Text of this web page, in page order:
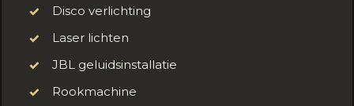
✓
Disco verlichting
✓
Laser lichten
✓
JBL geluidsinstallatie
✓
Rookmachine